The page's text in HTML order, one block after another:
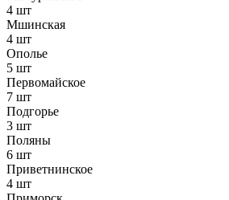
4 шт
Мшинская
4 шт
Ополье
5 шт
Первомайское
7 шт
Подгорье
3 шт
Поляны
6 шт
Приветнинское
4 шт